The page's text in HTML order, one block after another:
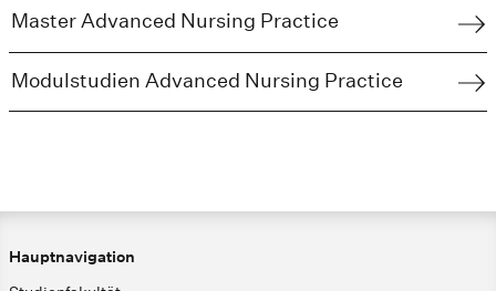
Master Advanced Nursing Practice
Modulstudien Advanced Nursing Practice
Hauptnavigation